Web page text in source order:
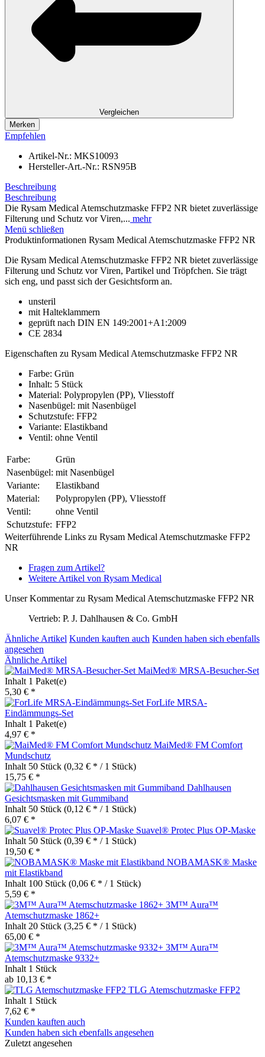
Vergleichen
Merken
Empfehlen
Artikel-Nr.: MKS10093
Hersteller-Art.-Nr.: RSN95B
Beschreibung
Beschreibung
Die Rysam Medical Atemschutzmaske FFP2 NR bietet zuverlässige
Filterung und Schutz vor Viren,... mehr
Menü schließen
Produktinformationen Rysam Medical Atemschutzmaske FFP2 NR
Die Rysam Medical Atemschutzmaske FFP2 NR bietet zuverlässige
Filterung und Schutz vor Viren, Partikel und Tröpfchen. Sie trägt
sich eng, und passt sich der Gesichtsform an.
unsteril
mit Halteklammern
geprüft nach DIN EN 149:2001+A1:2009
CE 2834
Eigenschaften zu Rysam Medical Atemschutzmaske FFP2 NR
Farbe: Grün
Inhalt: 5 Stück
Material: Polypropylen (PP), Vliesstoff
Nasenbügel: mit Nasenbügel
Schutzstufe: FFP2
Variante: Elastikband
Ventil: ohne Ventil
Farbe:
Grün
Nasenbügel: mit Nasenbügel
Variante:
Elastikband
Material:
Polypropylen (PP), Vliesstoff
Ventil:
ohne Ventil
Schutzstufe: FFP2
Weiterführende Links zu Rysam Medical Atemschutzmaske FFP2
NR
Fragen zum Artikel?
Weitere Artikel von Rysam Medical
Unser Kommentar zu Rysam Medical Atemschutzmaske FFP2 NR
Vertrieb: P. J. Dahlhausen & Co. GmbH
Ähnliche Artikel Kunden kauften auch Kunden haben sich ebenfalls
angesehen
Ähnliche Artikel
MaiMed® MRSA-Besucher-Set
Inhalt 1 Paket(e)
5,30 € *
ForLife MRSA-
Eindämmungs-Set
Inhalt 1 Paket(e)
4,97 € *
MaiMed® FM Comfort
Mundschutz
Inhalt 50 Stück (0,32 € * / 1 Stück)
15,75 € *
Dahlhausen
Gesichtsmasken mit Gummiband
Inhalt 50 Stück (0,12 € * / 1 Stück)
6,07 € *
Suavel® Protec Plus OP-Maske
Inhalt 50 Stück (0,39 € * / 1 Stück)
19,50 € *
NOBAMASK® Maske
mit Elastikband
Inhalt 100 Stück (0,06 € * / 1 Stück)
5,59 € *
3M™ Aura™
Atemschutzmaske 1862+
Inhalt 20 Stück (3,25 € * / 1 Stück)
65,00 € *
3M™ Aura™
Atemschutzmaske 9332+
Inhalt 1 Stück
ab 10,13 € *
TLG Atemschutzmaske FFP2
Inhalt 1 Stück
7,62 € *
Kunden kauften auch
Kunden haben sich ebenfalls angesehen
Zuletzt angesehen